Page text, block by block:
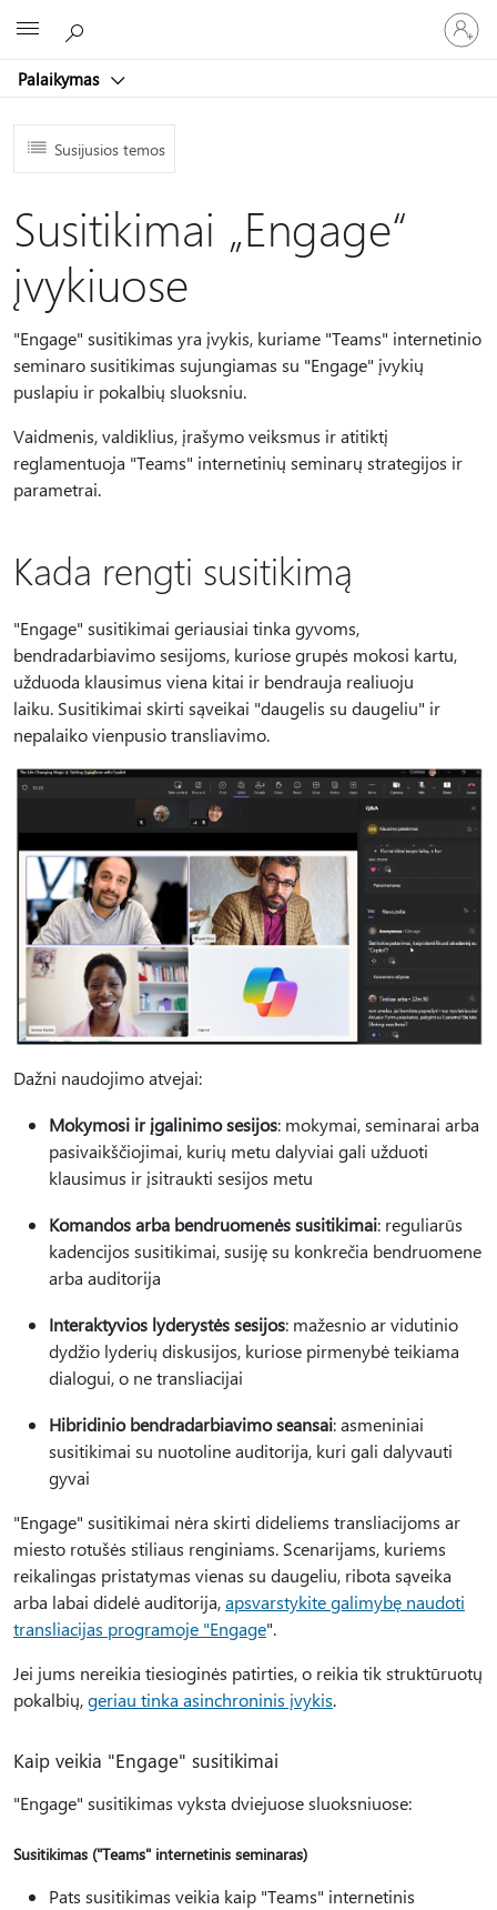
Palaikymas
prie
paskyros
Susijusios temos
Susitikimai „Engage“
įvykiuose
"Engage" susitikimas yra įvykis, kuriame "Teams" internetinio
seminaro susitikimas sujungiamas su "Engage" įvykių
puslapiu ir pokalbių sluoksniu.
Vaidmenis, valdiklius, įrašymo veiksmus ir atitiktį
reglamentuoja "Teams" internetinių seminarų strategijos ir
parametrai.
Kada rengti susitikimą
"Engage" susitikimai geriausiai tinka gyvoms,
bendradarbiavimo sesijoms, kuriose grupės mokosi kartu,
užduoda klausimus viena kitai ir bendrauja realiuoju
laiku. Susitikimai skirti sąveikai "daugelis su daugeliu" ir
nepalaiko vienpusio transliavimo.
Dažni naudojimo atvejai:
Mokymosi ir įgalinimo sesijos: mokymai, seminarai arba
pasivaikščiojimai, kurių metu dalyviai gali užduoti
klausimus ir įsitraukti sesijos metu
Komandos arba bendruomenės susitikimai: reguliarūs
kadencijos susitikimai, susiję su konkrečia bendruomene
arba auditorija
Interaktyvios lyderystės sesijos: mažesnio ar vidutinio
dydžio lyderių diskusijos, kuriose pirmenybė teikiama
dialogui, o ne transliacijai
Hibridinio bendradarbiavimo seansai: asmeniniai
susitikimai su nuotoline auditorija, kuri gali dalyvauti
gyvai
"Engage" susitikimai nėra skirti dideliems transliacijoms ar
miesto rotušės stiliaus renginiams. Scenarijams, kuriems
reikalingas pristatymas vienas su daugeliu, ribota sąveika
arba labai didelė auditorija,apsvarstykite galimybę naudoti
transliacijas programoje "Engage".
Jei jums nereikia tiesioginės patirties, o reikia tik struktūruotų
pokalbių,geriau tinka asinchroninis įvykis.
Kaip veikia "Engage" susitikimai
"Engage" susitikimas vyksta dviejuose sluoksniuose:
Susitikimas ("Teams" internetinis seminaras)
Pats susitikimas veikia kaip "Teams" internetinis